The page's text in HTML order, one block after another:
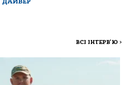
ВСІ ІНТЕРВ'Ю >